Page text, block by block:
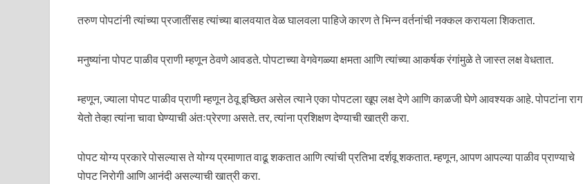
तरुण पोपटांनी त्यांच्या प्रजातींसह त्यांच्या बालवयात वेळ घालवला पाहिजे कारण ते भिन्न वर्तनांची नक्कल करायला शिकतात.
मनुष्यांना पोपट पाळीव प्राणी म्हणून ठेवणे आवडते. पोपटाच्या वेगवेगळ्या क्षमता आणि त्यांच्या आकर्षक रंगांमुळे ते जास्त लक्ष वेधतात.
म्हणून, ज्याला पोपट पाळीव प्राणी म्हणून ठेवू इच्छित असेल त्याने एका पोपटला खूप लक्ष देणे आणि काळजी घेणे आवश्यक आहे. पोपटांना राग
येतो तेव्हा त्यांना चावा घेण्याची अंतःप्रेरणा असते. तर, त्यांना प्रशिक्षण देण्याची खात्री करा.
पोपट योग्य प्रकारे पोसल्यास ते योग्य प्रमाणात वाढू शकतात आणि त्यांची प्रतिभा दर्शवू शकतात. म्हणून, आपण आपल्या पाळीव प्राण्याचे
पोपट निरोगी आणि आनंदी असल्याची खात्री करा.